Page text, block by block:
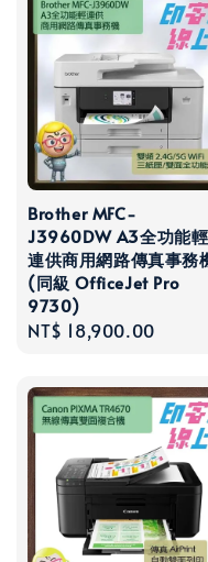
Brother MFC-
J3960DW A3全功能輕
連供商用網路傳真事務
(同級 OfficeJet Pro
9730)
Regular
NT$ 18,900.00